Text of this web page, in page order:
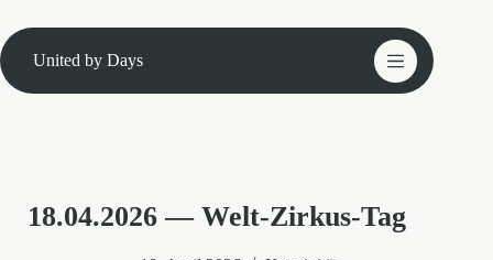
Inhalt
springen
United by Days
18.04.2026 — Welt-Zirkus-Tag